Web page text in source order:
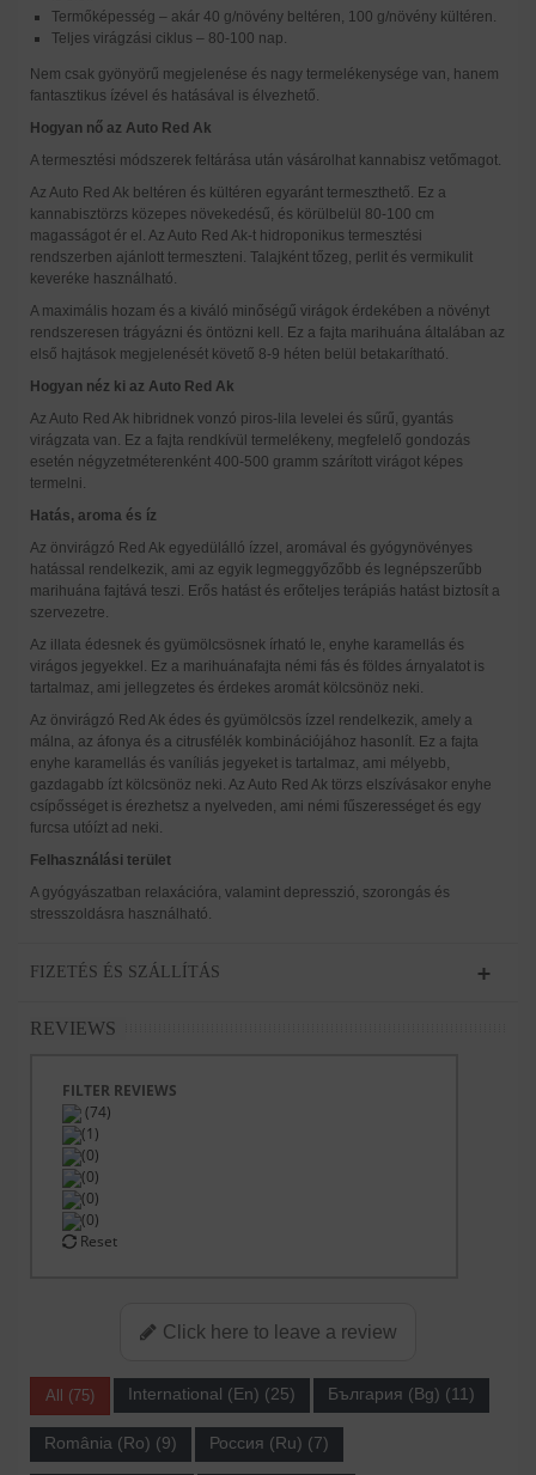
Termőképesség – akár 40 g/növény beltéren, 100 g/növény kültéren.
Teljes virágzási ciklus – 80-100 nap.
Nem csak gyönyörű megjelenése és nagy termelékenysége van, hanem
fantasztikus ízével és hatásával is élvezhető.
Hogyan nő az Auto Red Ak
A termesztési módszerek feltárása után vásárolhat kannabisz vetőmagot.
Az Auto Red Ak beltéren és kültéren egyaránt termeszthető. Ez a
kannabisztörzs közepes növekedésű, és körülbelül 80-100 cm
magasságot ér el. Az Auto Red Ak-t hidroponikus termesztési
rendszerben ajánlott termeszteni. Talajként tőzeg, perlit és vermikulit
keveréke használható.
A maximális hozam és a kiváló minőségű virágok érdekében a növényt
rendszeresen trágyázni és öntözni kell. Ez a fajta marihuána általában az
első hajtások megjelenését követő 8-9 héten belül betakarítható.
Hogyan néz ki az Auto Red Ak
Az Auto Red Ak hibridnek vonzó piros-lila levelei és sűrű, gyantás
virágzata van. Ez a fajta rendkívül termelékeny, megfelelő gondozás
esetén négyzetméterenként 400-500 gramm szárított virágot képes
termelni.
Hatás, aroma és íz
Az önvirágzó Red Ak egyedülálló ízzel, aromával és gyógynövényes
hatással rendelkezik, ami az egyik legmeggyőzőbb és legnépszerűbb
marihuána fajtává teszi. Erős hatást és erőteljes terápiás hatást biztosít a
szervezetre.
Az illata édesnek és gyümölcsösnek írható le, enyhe karamellás és
virágos jegyekkel. Ez a marihuánafajta némi fás és földes árnyalatot is
tartalmaz, ami jellegzetes és érdekes aromát kölcsönöz neki.
Az önvirágzó Red Ak édes és gyümölcsös ízzel rendelkezik, amely a
málna, az áfonya és a citrusfélék kombinációjához hasonlít. Ez a fajta
enyhe karamellás és vaníliás jegyeket is tartalmaz, ami mélyebb,
gazdagabb ízt kölcsönöz neki. Az Auto Red Ak törzs elszívásakor enyhe
csípősséget is érezhetsz a nyelveden, ami némi fűszerességet és egy
furcsa utóízt ad neki.
Felhasználási terület
A gyógyászatban relaxációra, valamint depresszió, szorongás és
stresszoldásra használható.
FIZETÉS ÉS SZÁLLÍTÁS
REVIEWS
FILTER REVIEWS
(74)
(1)
(0)
(0)
(0)
(0)
Reset
Click here to leave a review
All (75) International (En) (25) България (Bg) (11)
România (Ro) (9) Россия (Ru) (7)